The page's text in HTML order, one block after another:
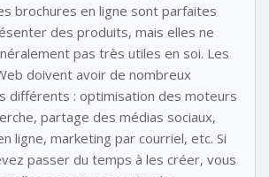
brochures en ligne sont parfaites
des produits, mais elles ne
pas très utiles en soi. Les
doivent avoir de nombreux
différents : optimisation des moteurs
partage des médias sociaux,
ligne, marketing par courriel, etc. Si
passer du temps à les créer, vous